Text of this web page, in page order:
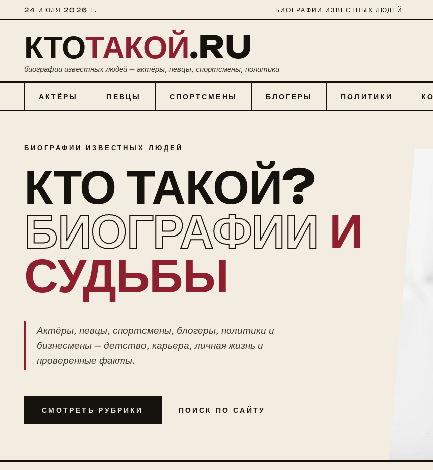
24 ИЮЛЯ 2026 Г. БИОГРАФИИ ИЗВЕСТНЫХ ЛЮДЕЙ
КТОТАКОЙ.RU
биографии известных людей — актёры, певцы, спортсмены, политики
АКТЁРЫ ПЕВЦЫ СПОРТСМЕНЫ БЛОГЕРЫ ПОЛИТИКИ
БИОГРАФИИ ИЗВЕСТНЫХ ЛЮДЕЙ
КТО ТАКОЙ?
БИОГРАФИИ И
СУДЬБЫ
Актёры, певцы, спортсмены, блогеры, политики и
бизнесмены — детство, карьера, личная жизнь и
проверенные факты.
СМОТРЕТЬ РУБРИКИ ПОИСК ПО САЙТУ